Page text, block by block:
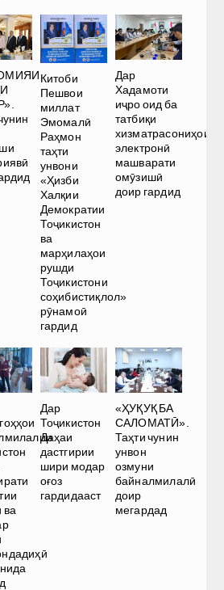
Китоби
Пешвои
миллат
Эмомалӣ
Раҳмон
таҳти
унвони
«Ҳизби
Халқии
Демократии
Тоҷикистон
ва
марҳилаҳои
рушди
Тоҷикистони
соҳибистиқлол»
рӯнамоӣ
гардид
Дар
Хадамоти
иҷро оид ба
татбиқи
хизматрасониҳои
электронӣ
машварати
омӯзишӣ
доир гардид
ва
Дар
Тоҷикистон
Даҳаи
дастгирии
шири модар
оғоз
гардидааст
«ҲУҚУҚ БА
САЛОМАТӢ».
Таҳти чунин
унвон
озмуни
байналмилалӣ
доир
мегардад